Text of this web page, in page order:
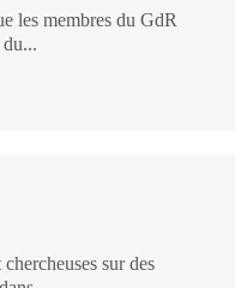
les membres du GdR
sur des